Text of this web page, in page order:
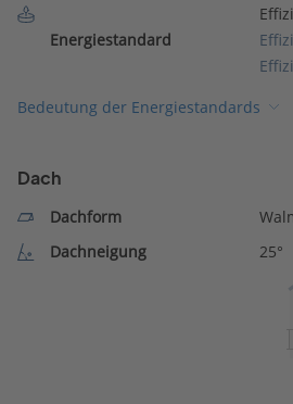
Energiestandard
Bedeutung der Energiestandards
Dach
Dachform
Dachneigung
25°